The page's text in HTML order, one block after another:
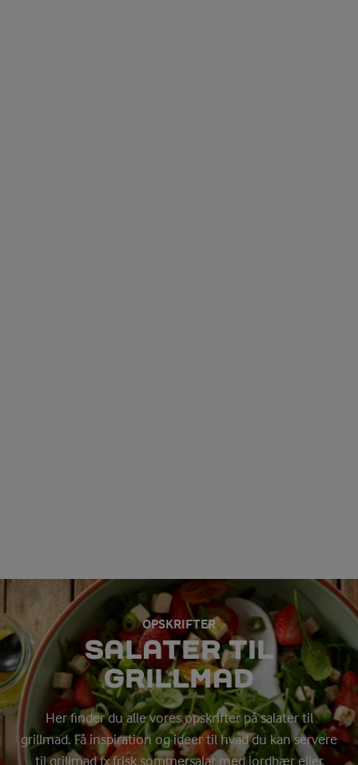
OPSKRIFTER
SALATER TIL
GRILLMAD
Her finder du alle vores opskrifter på salater til
grillmad. Få inspiration og ideer til hvad du kan servere
til grillmad fx frisk sommersalat med jordbær eller